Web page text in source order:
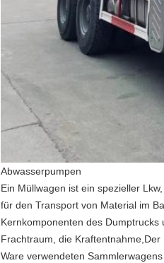
Abwasserpumpen
Ein Müllwagen ist ein spezieller
für den Transport von Material im
Kernkomponenten des
Frachtraum, die
Ware verwendeten